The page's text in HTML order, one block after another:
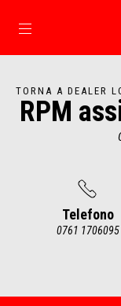
TORNA A DEALER
RPM
Telefono
0761 1706095